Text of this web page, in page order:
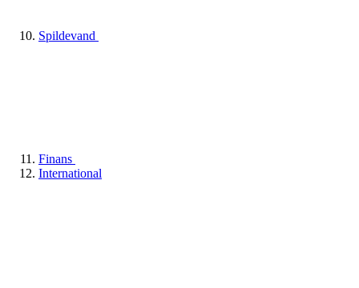
Spildevand
Finans
International